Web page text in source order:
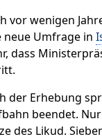
vor wenigen
neue Umfrage in
dass
der Erhebung
beendet.
des Likud.